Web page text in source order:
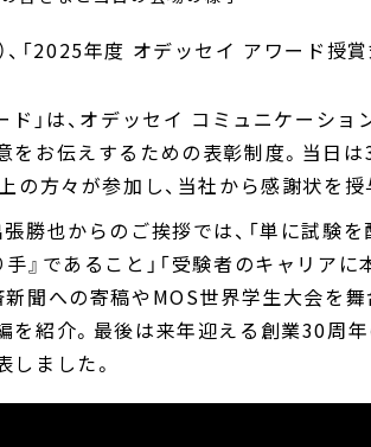
、「2025年度 オデッセイ アワード授
ド」は、オデッセイ コミュニケーシ
をお伝えするための表彰制度。当日
の方々が参加し、当社から感謝状を授
勝也からのご挨拶では、「単に試験
手』であること」「受験者のキャリア
新聞への寄稿やMOS世界学生大会を
を紹介。最後は来年迎える創業30周
ました。